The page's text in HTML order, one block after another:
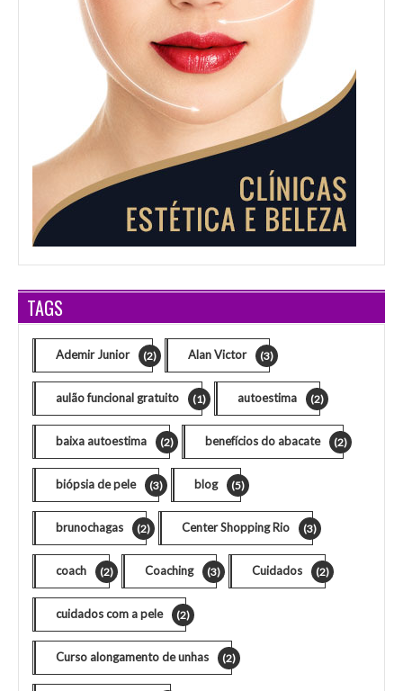
TAGS
Ademir Junior (2) Alan Victor (3)
aulão funcional gratuito (1) autoestima (2)
baixa autoestima (2) benefícios do abacate (2)
biópsia de pele (3) blog (5)
brunochagas (2) Center Shopping Rio (3)
coach (2) Coaching (3) Cuidados (2)
cuidados com a pele (2)
Curso alongamento de unhas (2)